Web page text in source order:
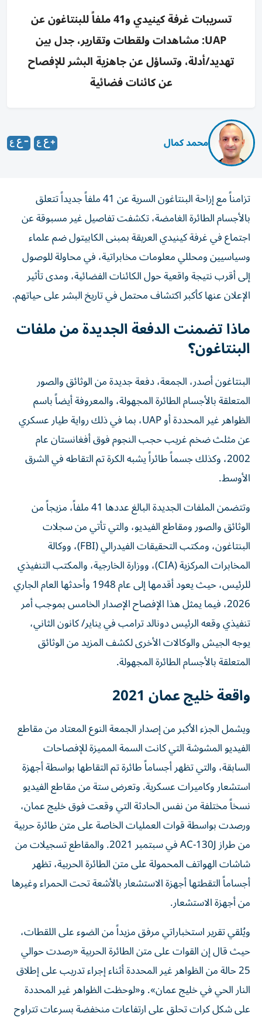
تسريبات غرفة كينيدي و41 ملفاً للبنتاغون عن
UAP: مشاهدات ولقطات وتقارير، جدل بين
تهديد/أدلة، وتساؤل عن جاهزية البشر للإفصاح
عن كائنات فضائية
محمد كمال
تزامناً مع إزاحة البنتاغون السرية عن 41 ملفاً جديداً تتعلق
بالأجسام الطائرة الغامضة، تكشفت تفاصيل غير مسبوقة عن
اجتماع في غرفة كينيدي العريقة بمبنى الكابيتول ضم علماء
وسياسيين ومحللي معلومات مخابراتية، في محاولة للوصول
إلى أقرب نتيجة واقعية حول الكائنات الفضائية، ومدى تأثير
الإعلان عنها كأكبر اكتشاف محتمل في تاريخ البشر على حياتهم.
ماذا تضمنت الدفعة الجديدة من ملفات
البنتاغون؟
البنتاغون أصدر، الجمعة، دفعة جديدة من الوثائق والصور
المتعلقة بالأجسام الطائرة المجهولة، والمعروفة أيضاً باسم
الظواهر غير المحددة أو UAP، بما في ذلك رواية طيار عسكري
عن مثلث ضخم غريب حجب النجوم فوق أفغانستان عام
2002، وكذلك جسماً طائراً يشبه الكرة تم التقاطه في الشرق
الأوسط.
وتتضمن الملفات الجديدة البالغ عددها 41 ملفاً، مزيجاً من
الوثائق والصور ومقاطع الفيديو، والتي تأتي من سجلات
البنتاغون، ومكتب التحقيقات الفيدرالي (FBI)، ووكالة
المخابرات المركزية (CIA)، ووزارة الخارجية، والمكتب التنفيذي
للرئيس، حيث يعود أقدمها إلى عام 1948 وأحدثها العام الجاري
2026، فيما يمثل هذا الإفصاح الإصدار الخامس بموجب أمر
تنفيذي وقعه الرئيس دونالد ترامب في يناير/ كانون الثاني،
يوجه الجيش والوكالات الأخرى لكشف المزيد من الوثائق
المتعلقة بالأجسام الطائرة المجهولة.
واقعة خليج عمان 2021
ويشمل الجزء الأكبر من إصدار الجمعة النوع المعتاد من مقاطع
الفيديو المشوشة التي كانت السمة المميزة للإفصاحات
السابقة، والتي تظهر أجساماً طائرة تم التقاطها بواسطة أجهزة
استشعار وكاميرات عسكرية. وتعرض ستة من مقاطع الفيديو
نسخاً مختلفة من نفس الحادثة التي وقعت فوق خليج عمان،
ورصدت بواسطة قوات العمليات الخاصة على متن طائرة حربية
من طراز AC-130J في سبتمبر 2021. والمقاطع تسجيلات من
شاشات الهواتف المحمولة على متن الطائرة الحربية، تظهر
أجساماً التقطتها أجهزة الاستشعار بالأشعة تحت الحمراء وغيرها
من أجهزة الاستشعار.
ويُلقي تقرير استخباراتي مرفق مزيداً من الضوء على اللقطات،
حيث قال إن القوات على متن الطائرة الحربية «رصدت حوالي
25 حالة من الظواهر غير المحددة أثناء إجراء تدريب على إطلاق
النار الحي في خليج عمان». و«لوحظت الظواهر غير المحددة
على شكل كرات تحلق على ارتفاعات منخفضة بسرعات تتراوح